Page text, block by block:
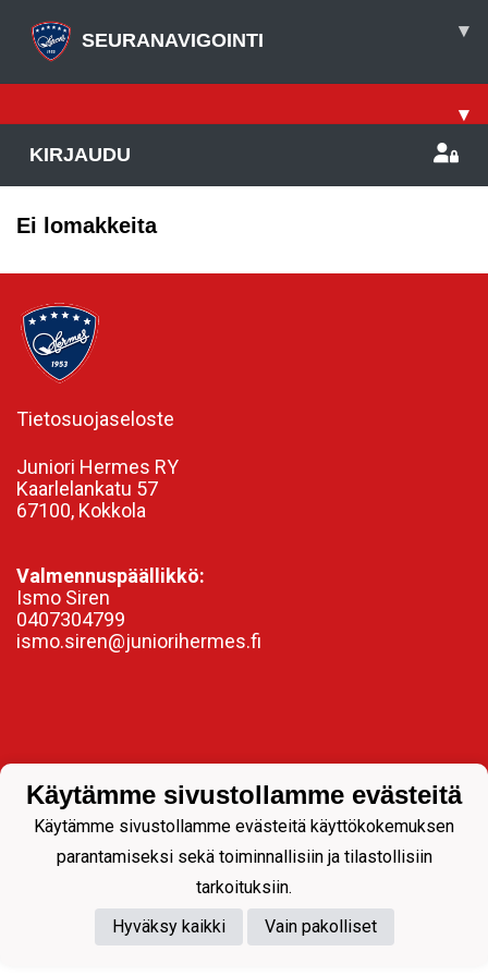
SEURANAVIGOINTI ▾
▾
KIRJAUDU
Ei lomakkeita
Tietosuojaseloste
Juniori Hermes RY
Kaarlelankatu 57
67100, Kokkola
Valmennuspäällikkö:
Ismo Siren
0407304799
ismo.siren@juniorihermes.fi
Powered by
Käytämme sivustollamme evästeitä
Käytämme sivustollamme evästeitä käyttökokemuksen
parantamiseksi sekä toiminnallisiin ja tilastollisiin
tarkoituksiin.
Hyväksy kaikki
Vain pakolliset